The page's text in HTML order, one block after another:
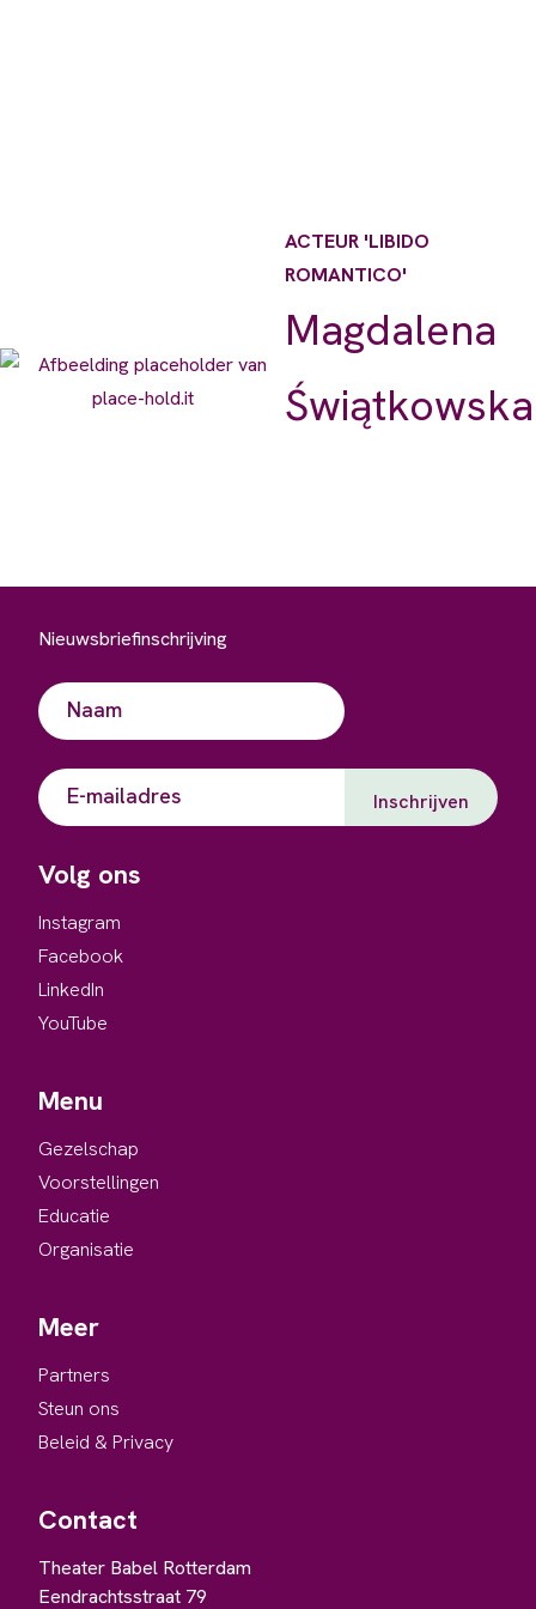
ACTEUR 'LIBIDO
ROMANTICO'
Magdalena
Świątkowska
Nieuwsbriefinschrijving
Naam
(Vereist)
E-
mailadres
Volg ons
Instagram
Facebook
LinkedIn
YouTube
Menu
Gezelschap
Voorstellingen
Educatie
Organisatie
Meer
Partners
Steun ons
Beleid & Privacy
Contact
Theater Babel Rotterdam
Eendrachtsstraat 79